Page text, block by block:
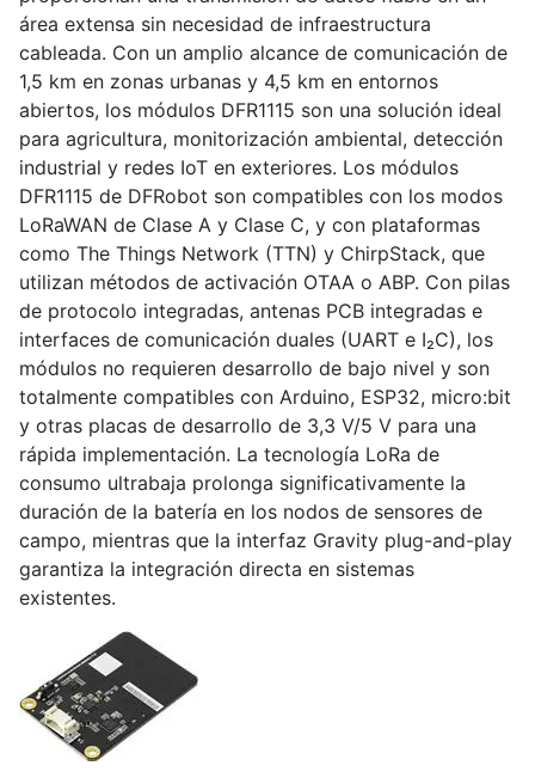
área extensa sin necesidad de infraestructura
cableada. Con un amplio alcance de comunicación de
1,5 km en zonas urbanas y 4,5 km en entornos
abiertos, los módulos DFR1115 son una solución ideal
para agricultura, monitorización ambiental, detección
industrial y redes IoT en exteriores. Los módulos
DFR1115 de DFRobot son compatibles con los modos
LoRaWAN de Clase A y Clase C, y con plataformas
como The Things Network (TTN) y ChirpStack, que
utilizan métodos de activación OTAA o ABP. Con pilas
de protocolo integradas, antenas PCB integradas e
interfaces de comunicación duales (UART e I₂C), los
módulos no requieren desarrollo de bajo nivel y son
totalmente compatibles con Arduino, ESP32, micro:bit
y otras placas de desarrollo de 3,3 V/5 V para una
rápida implementación. La tecnología LoRa de
consumo ultrabaja prolonga significativamente la
duración de la batería en los nodos de sensores de
campo, mientras que la interfaz Gravity plug-and-play
garantiza la integración directa en sistemas
existentes.